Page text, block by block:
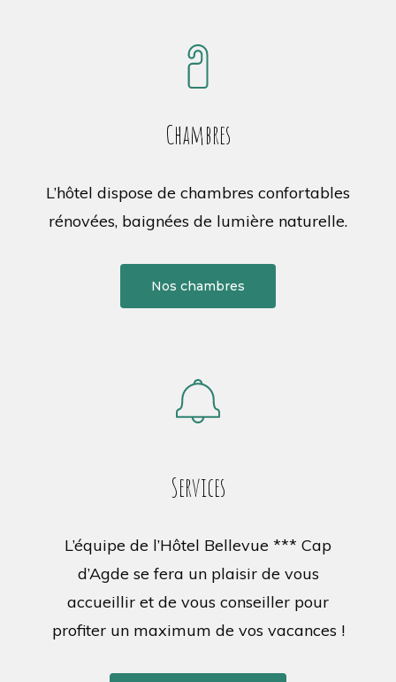
Chambres
L’hôtel dispose de chambres confortables
rénovées, baignées de lumière naturelle.
Nos chambres
Services
L’équipe de l’Hôtel Bellevue *** Cap
d’Agde se fera un plaisir de vous
accueillir et de vous conseiller pour
profiter un maximum de vos vacances !